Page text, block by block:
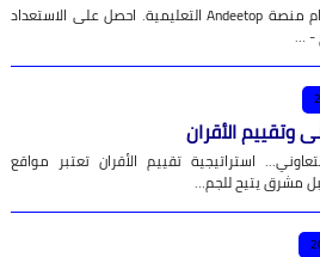
نماذج علوم بكالوريا سوريا باستخدام منصة Andeetop التعليمية. احصل على الاستعداد
- …
وتقييم الأقران
استراتيجية تقييم الأقران تعتبر مواقع
مشرق يتيح للجم…